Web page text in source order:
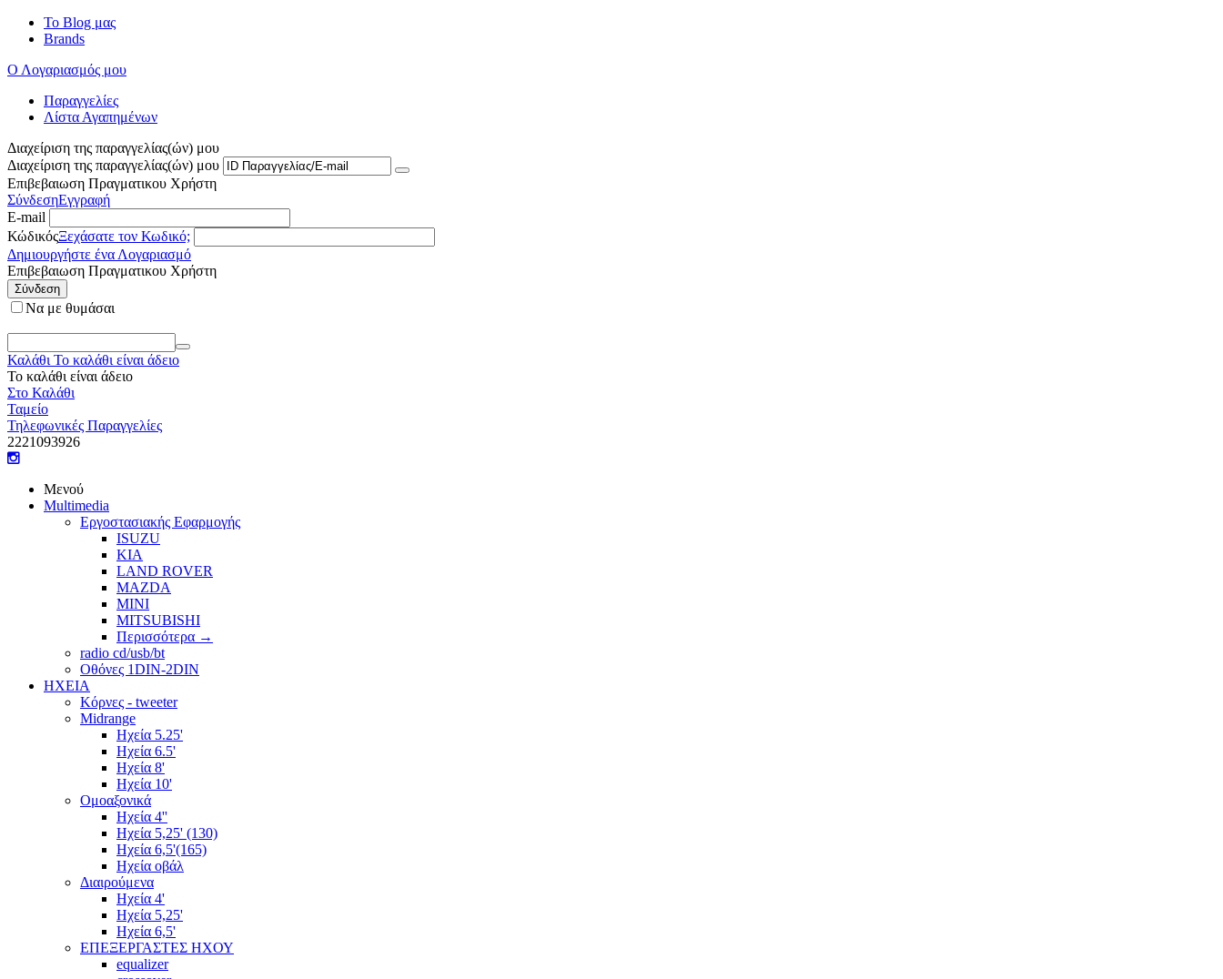
Το Blog μας
Brands
Ο Λογαριασμός μου
Παραγγελίες
Λίστα Αγαπημένων
Διαχείριση της παραγγελίας(ών) μου
Διαχείριση της παραγγελίας(ών) μου
Επιβεβαιωση Πραγματικου Χρήστη
ΣύνδεσηΕγγραφή
E-mail
ΚώδικόςΞεχάσατε τον Κωδικό;
Δημιουργήστε ένα Λογαριασμό
Επιβεβαιωση Πραγματικου Χρήστη
Σύνδεση
Να με θυμάσαι
Καλάθι Το καλάθι είναι άδειο
Το καλάθι είναι άδειο
Στο Καλάθι
Ταμείο
Τηλεφωνικές Παραγγελίες
2221093926
Μενού
Multimedia
Εργοστασιακής Εφαρμογής
ISUZU
KIA
LAND ROVER
MAZDA
MINI
MITSUBISHI
Περισσότερα →
radio cd/usb/bt
Οθόνες 1DIN-2DIN
ΗΧΕΙΑ
Κόρνες - tweeter
Midrange
Ηχεία 5.25'
Ηχεία 6.5'
Ηχεία 8'
Ηχεία 10'
Ομοαξονικά
Ηχεία 4''
Ηχεία 5,25' (130)
Ηχεία 6,5'(165)
Ηχεία οβάλ
Διαιρούμενα
Ηχεία 4'
Ηχεία 5,25'
Ηχεία 6,5'
ΕΠΕΞΕΡΓΑΣΤΕΣ ΗΧΟΥ
equalizer